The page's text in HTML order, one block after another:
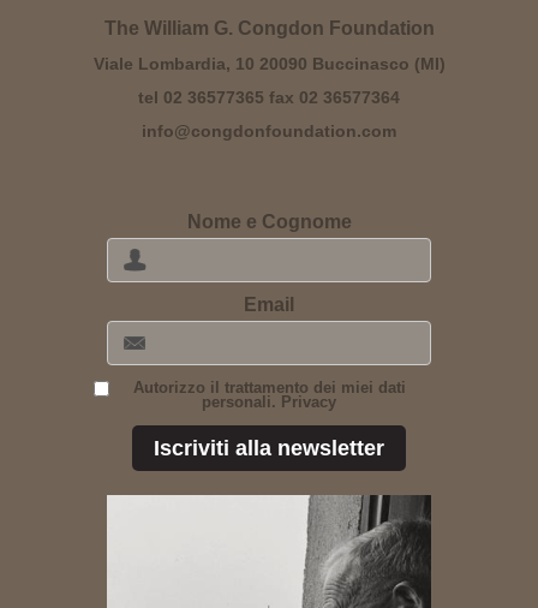
The William G. Congdon Foundation
Viale Lombardia, 10 20090 Buccinasco (MI)
tel 02 36577365 fax 02 36577364
info@congdonfoundation.com
Nome e Cognome
Email
Autorizzo il trattamento dei miei dati
personali. Privacy
Iscriviti alla newsletter